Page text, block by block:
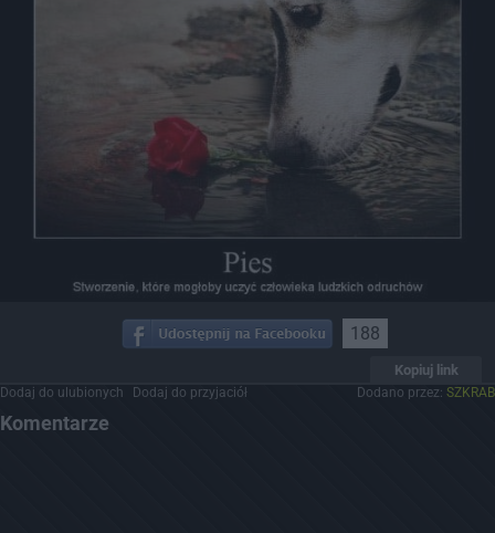
188
Kopiuj link
Dodaj do ulubionych Dodaj do przyjaciół Dodano przez: SZKRAB
Komentarze